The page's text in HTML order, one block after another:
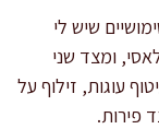
שיש לי
ומצד שני
עוגות, זילוף על
פירות.